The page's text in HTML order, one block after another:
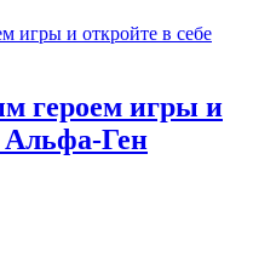
героем игры и
Альфа-Ген